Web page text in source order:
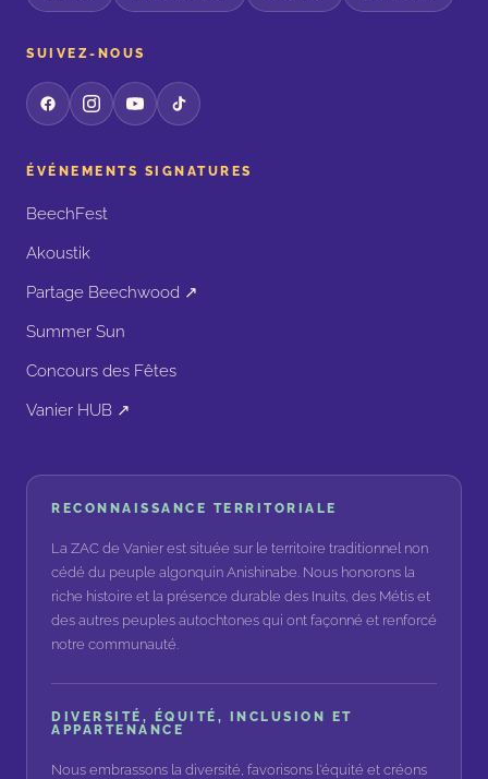
SUIVEZ-NOUS
ÉVÉNEMENTS SIGNATURES
BeechFest
Akoustik
Partage Beechwood ↗
Summer Sun
Concours des Fêtes
Vanier HUB ↗
RECONNAISSANCE TERRITORIALE
La ZAC de Vanier est située sur le territoire traditionnel non
cédé du peuple algonquin Anishinabe. Nous honorons la
riche histoire et la présence durable des Inuits, des Métis et
des autres peuples autochtones qui ont façonné et renforcé
notre communauté.
DIVERSITÉ, ÉQUITÉ, INCLUSION ET
APPARTENANCE
Nous embrassons la diversité, favorisons l'équité et créons